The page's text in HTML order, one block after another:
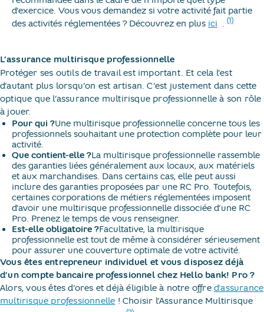
d’exercice. Vous vous demandez si votre activité fait partie
des activités réglementées ? Découvrez en plus ici .​ (1)
L’assurance multirisque professionnelle
Protéger ses outils de travail est important. Et cela l’est
d’autant plus lorsqu’on est artisan. C’est justement dans cette
optique que l’assurance multirisque professionnelle à son rôle
à jouer.
Pour qui ?Une multirisque professionnelle concerne tous les
professionnels souhaitant une protection complète pour leur
activité.
Que contient-elle ?La multirisque professionnelle rassemble
des garanties liées généralement aux locaux, aux matériels
et aux marchandises. Dans certains cas, elle peut aussi
inclure des garanties proposées par une RC Pro. Toutefois,
certaines corporations de métiers réglementées imposent
d’avoir une multirisque professionnelle dissociée d’une RC
Pro. Prenez le temps de vous renseigner.
Est-elle obligatoire ?Facultative, la multirisque
professionnelle est tout de même à considérer sérieusement
pour assurer une couverture optimale de votre activité.
Vous êtes entrepreneur individuel et vous disposez déjà
d’un compte bancaire professionnel chez Hello bank! Pro ?
Alors, vous êtes d’ores et déjà éligible à notre offred'assurance
multirisque professionnelle ! Choisir l’Assurance Multirisque